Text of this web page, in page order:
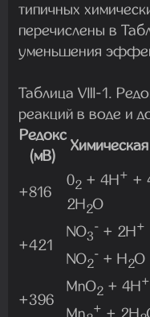
типичных
перечислены в
уменьшения
Таблица VIlI-1.
реакций в воде и
Редокс
(мВ)
+816
02 + 4H+ +
2H2O
+421
NO3
- + 2H+
NO2
- + H2O
+396
MnO2 + 4H+
+